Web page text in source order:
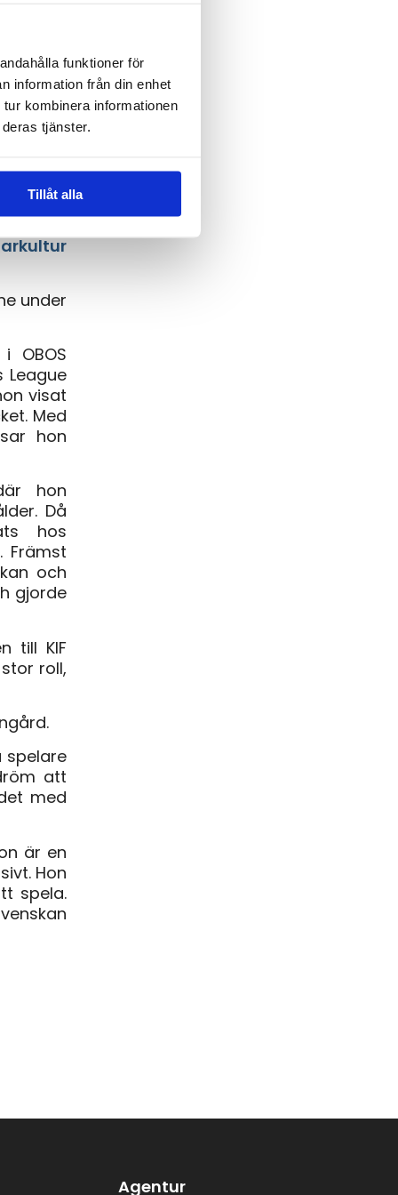
funktioner för
information från din enhet
kombinera informationen
tjänster.
Tillåt alla
och
under
OBOS
League
visat
Med
hon
hon
Då
hos
Främst
och
gjorde
till KIF
roll,
att
med
är en
Hon
spela.
Agentur